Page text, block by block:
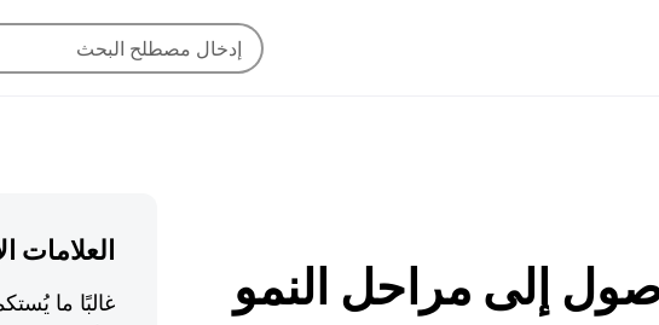
العلامات
غالبًا ما